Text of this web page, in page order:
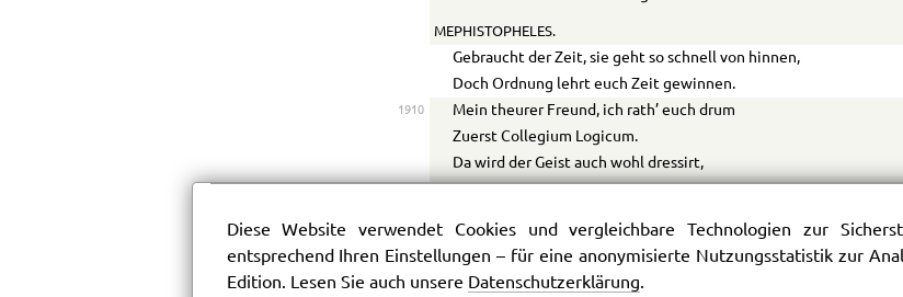
MEPHISTOPHELES.
Gebraucht der Zeit, sie geht so schnell von hinnen,
Doch Ordnung lehrt euch Zeit gewinnen.
1910
Mein theurer Freund, ich rath’ euch drum
Zuerst Collegium Logicum.
Da wird der Geist auch wohl dressirt,
Hinschleiche die Gedankenbahn,
Und nicht etwa die kreuz und quer
Diese Website verwendet Cookies und vergleichbare Technologien zur
entsprechend Ihren Einstellungen – für eine anonymisierte Nutzungsstatistik zur
Edition. Lesen Sie auch unsere Datenschutzerklärung.